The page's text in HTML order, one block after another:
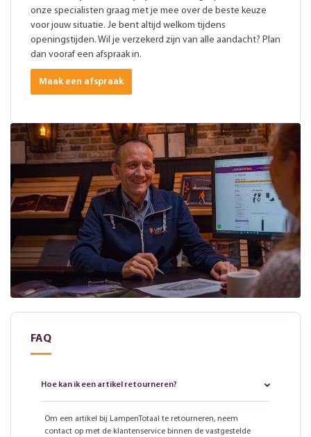
onze specialisten graag met je mee over de beste keuze
voor jouw situatie. Je bent altijd welkom tijdens
openingstijden. Wil je verzekerd zijn van alle aandacht? Plan
dan vooraf een afspraak in.
Maak een afspraak
FAQ
Hoe kan ik een artikel retourneren?
Om een artikel bij LampenTotaal te retourneren, neem
contact op met de klantenservice binnen de vastgestelde